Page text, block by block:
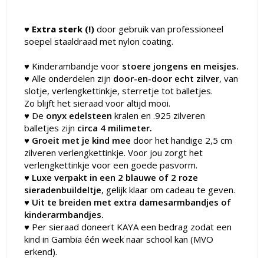
♥ Extra sterk (!) door gebruik van professioneel
soepel staaldraad met nylon coating.
♥ Kinderambandje voor stoere jongens en meisjes.
♥ Alle onderdelen zijn door-en-door echt zilver, van
slotje, verlengkettinkje, sterretje tot balletjes.
Zo blijft het sieraad voor altijd mooi.
♥ De onyx edelsteen kralen en .925 zilveren
balletjes zijn circa 4 milimeter.
♥ Groeit met je kind mee door het handige 2,5 cm
zilveren verlengkettinkje. Voor jou zorgt het
verlengkettinkje voor een goede pasvorm.
♥ Luxe verpakt in een 2 blauwe of 2 roze
sieradenbuildeltje, gelijk klaar om cadeau te geven.
♥ Uit te breiden met extra damesarmbandjes of
kinderarmbandjes.
♥ Per sieraad doneert KAYA een bedrag zodat een
kind in Gambia één week naar school kan (MVO
erkend).